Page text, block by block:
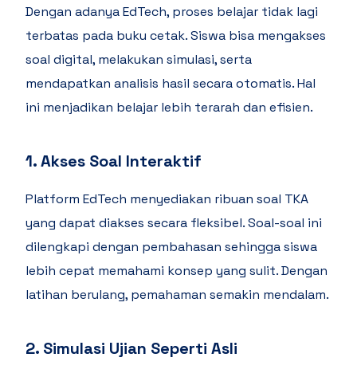
Dengan adanya EdTech, proses belajar tidak lagi
terbatas pada buku cetak. Siswa bisa mengakses
soal digital, melakukan simulasi, serta
mendapatkan analisis hasil secara otomatis. Hal
ini menjadikan belajar lebih terarah dan efisien.
1. Akses Soal Interaktif
Platform EdTech menyediakan ribuan soal TKA
yang dapat diakses secara fleksibel. Soal-soal ini
dilengkapi dengan pembahasan sehingga siswa
lebih cepat memahami konsep yang sulit. Dengan
latihan berulang, pemahaman semakin mendalam.
2. Simulasi Ujian Seperti Asli